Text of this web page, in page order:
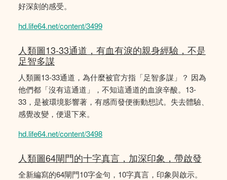
好深刻的感受。
hd.life64.net/content/3499
人類圖13-33通道，有血有淚的親身經驗，不是
足智多謀
人類圖13-33通道，為什麼被官方指「足智多謀」？ 因為
他們都「沒有這通道」，不知這通道的血淚辛酸。13-
33，是被環境影響著，有感而發便衝動想試。失去體驗、
感覺改變，便退下來。
hd.life64.net/content/3498
人類圖64閘門的十字真言，加深印象，帶啟發
全新編寫的64閘門10字金句，10字真言，印象與啟示。